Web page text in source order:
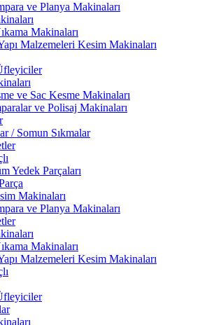
ve Planya Makinaları
Makinaları
Malzemeleri Kesim Makinaları
ve Sac Kesme Makinaları
ve Polisaj Makinaları
/ Somun Sıkmalar
Yedek Parçaları
Makinaları
ve Planya Makinaları
Makinaları
Malzemeleri Kesim Makinaları